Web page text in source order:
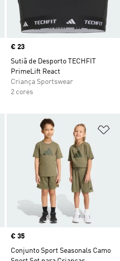
Price
€ 23
Sutiã de Desporto TECHFIT
PrimeLift React
Criança Sportswear
2 cores
Adicionar à Lista de Desejos
Price
€ 35
Conjunto Sport Seasonals Camo